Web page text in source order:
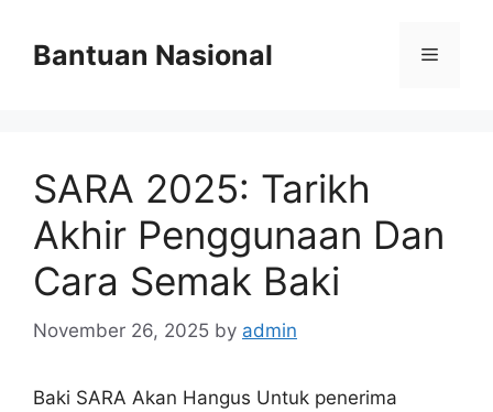
contentBantuan Nasional Menu
SARA 2025: Tarikh
Akhir Penggunaan Dan
Cara Semak Baki
November 26, 2025 by admin
Baki SARA Akan Hangus Untuk penerima